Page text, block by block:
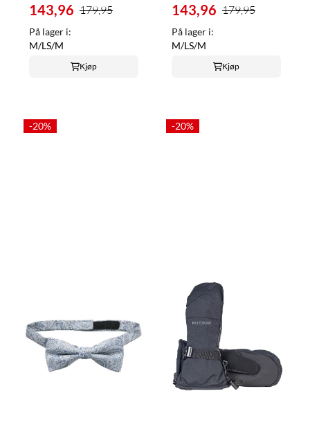
143,96 179,95
På lager i:
M/LS/M
Kjøp
143,96 179,95
På lager i:
M/LS/M
Kjøp
-20% -20%